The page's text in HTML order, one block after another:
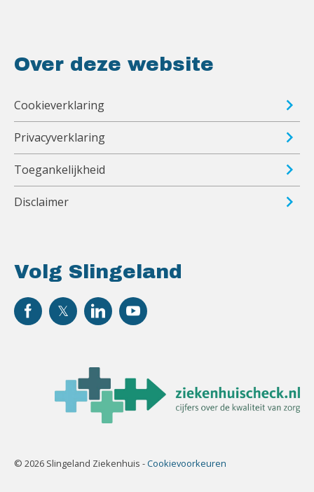
Volg Slingeland
Over deze website
Cookieverklaring
Privacyverklaring
Toegankelijkheid
Disclaimer
© 2026 Slingeland Ziekenhuis -Cookievoorkeuren